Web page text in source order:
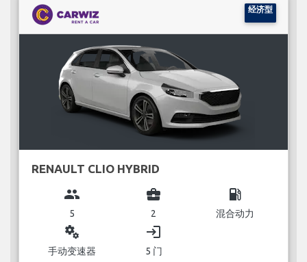
经济型
RENAULT CLIO HYBRID
group
5
business_center
2
local_gas_station
混合动力
miscellaneous_services
手动变速器
login
5 门